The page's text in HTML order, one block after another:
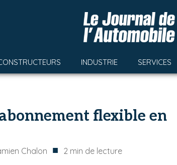
INDUSTRIE SERVICES
flexible en
Chalon ■ 2 min de lecture